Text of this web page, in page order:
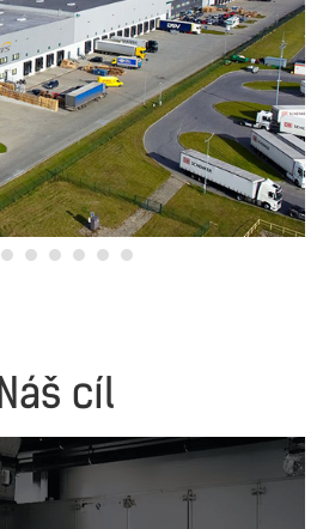
Náš cíl